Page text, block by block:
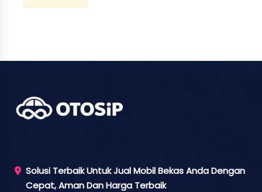
Solusi Terbaik Untuk Jual Mobil Bekas Anda Dengan
Cepat, Aman Dan Harga Terbaik